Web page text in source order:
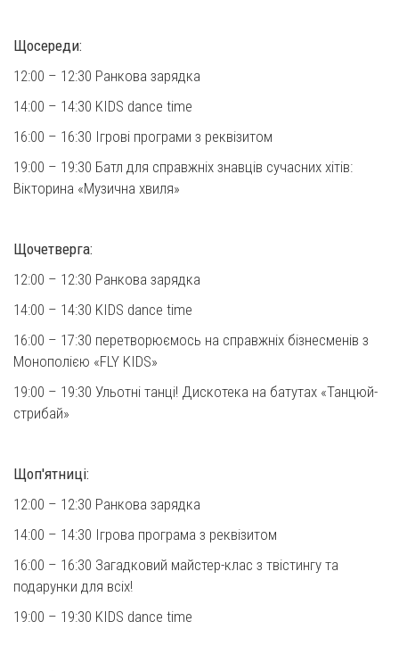
Щосереди:
12:00 – 12:30 Ранкова зарядка
14:00 – 14:30 KIDS dance time
16:00 – 16:30 Ігрові програми з реквізитом
19:00 – 19:30 Батл для справжніх знавців сучасних хітів:
Вікторина «Музична хвиля»
Щочетверга:
12:00 – 12:30 Ранкова зарядка
14:00 – 14:30 KIDS dance time
16:00 – 17:30 перетворюємось на справжніх бізнесменів з
Монополією «FLY KIDS»
19:00 – 19:30 Ульотні танці! Дискотека на батутах «Танцюй-
стрибай»
Щоп'ятниці:
12:00 – 12:30 Ранкова зарядка
14:00 – 14:30 Ігрова програма з реквізитом
16:00 – 16:30 Загадковий майстер-клас з твістингу та
подарунки для всіх!
19:00 – 19:30 KIDS dance time